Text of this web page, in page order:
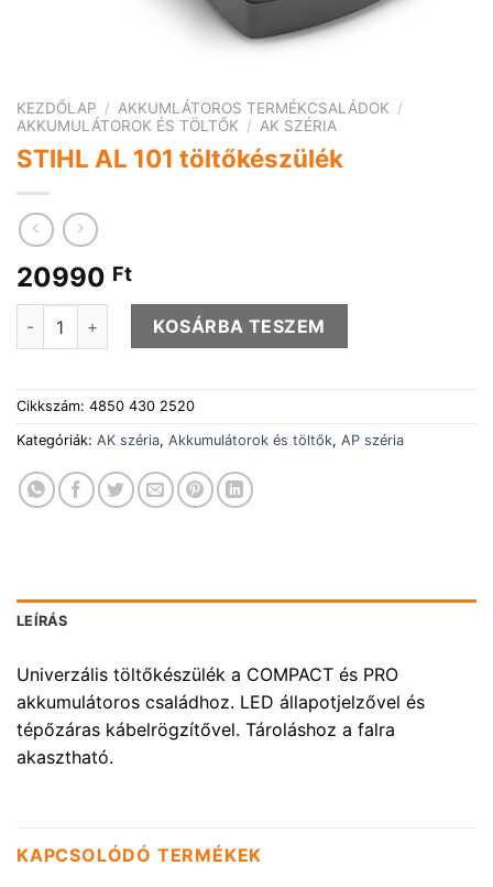
KEZDŐLAP / AKKUMLÁTOROS TERMÉKCSALÁDOK /
AKKUMULÁTOROK ÉS TÖLTŐK / AK SZÉRIA
STIHL AL 101 töltőkészülék
20990 Ft
STIHL AL 101 töltőkészülék mennyiség
KOSÁRBA TESZEM
Cikkszám: 4850 430 2520
Kategóriák: AK széria, Akkumulátorok és töltők, AP széria
LEÍRÁS
Univerzális töltőkészülék a COMPACT és PRO
akkumulátoros családhoz. LED állapotjelzővel és
tépőzáras kábelrögzítővel. Tároláshoz a falra
akasztható.
KAPCSOLÓDÓ TERMÉKEK